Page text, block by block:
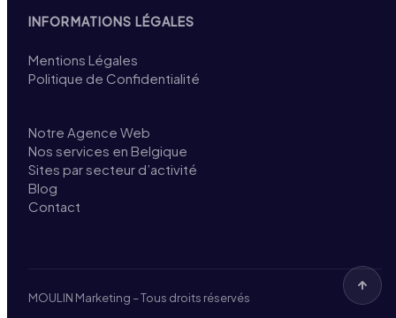
INFORMATIONS LÉGALES
Mentions Légales
Politique de Confidentialité
Notre Agence Web
Nos services en Belgique
Sites par secteur d’activité
Blog
Contact
MOULIN Marketing – Tous droits réservés